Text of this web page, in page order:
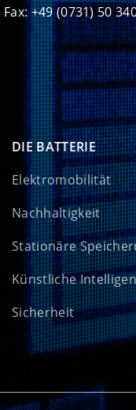
Fax: +49 (0731) 50
DIE BATTERIE
Elektromobilität
Nachhaltigkeit
Stationäre
Künstliche
Sicherheit